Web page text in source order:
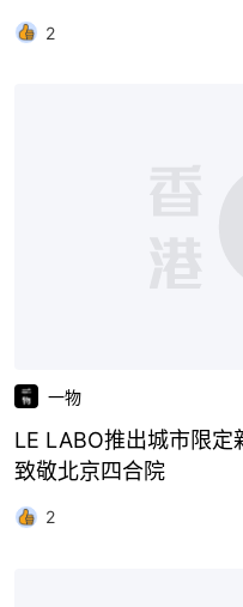
2
一物
LE LABO推出城市限定
致敬北京四合院
2